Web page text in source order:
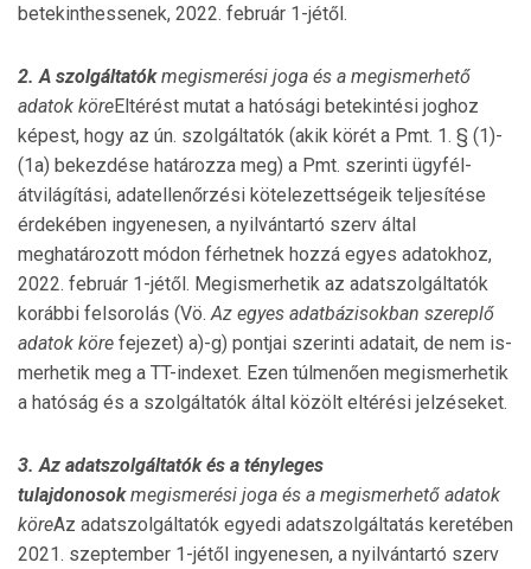
betekinthessenek, 2022. február 1-jétől.
2. A szolgáltatókmegismerési joga és a megismerhető
adatok köreEltérést mutat a hatósági betekintési joghoz
képest, hogy az ún. szolgáltatók (akik körét a Pmt. 1. § (1)-
(1a) bekezdése határozza meg) a Pmt. szerinti ügyfél-
átvilágítási, adatel­len­őrzési kötelezettségeik teljesítése
érdekében ingyenesen, a nyilvántartó szerv által
meghatározott módon fér­het­nek hozzá egyes adatokhoz,
2022. február 1-jétől. Meg­ismerhetik az adatszolgáltatók
korábbi felsorolás (Vö. Az egyes adatbázisokban szereplő
adatok köre fejezet) a)-g) pontjai szerinti adatait, de nem is­
merhetik meg a TT-indexet. Ezen túlmenően megis­mer­hetik
a hatóság és a szol­gáltatók által közölt eltérési jelzéseket.
3. Az adatszolgáltatók és a tényleges
tulajdonosokmegismerési joga és a megismerhető adatok
köreAz adatszolgáltatók egyedi adatszolgáltatás kereté­ben
2021. szeptember 1-jétől ingyenesen, a nyilván­tar­tó szerv